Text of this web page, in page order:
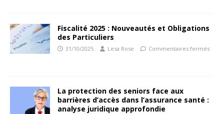
Fiscalité 2025 : Nouveautés et Obligations
des Particuliers
31/10/2025 Lesa Rose Commentaires fermés
La protection des seniors face aux
barrières d’accès dans l’assurance santé :
analyse juridique approfondie